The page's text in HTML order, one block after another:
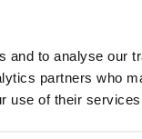
and to analyse our
partners who
use of their